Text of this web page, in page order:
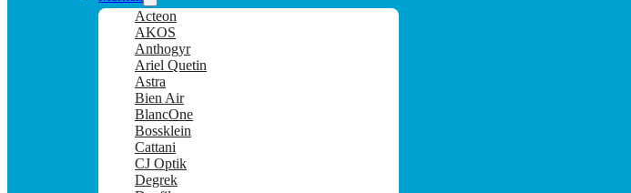
Acteon
AKOS
Anthogyr
Ariel Quetin
Astra
Bien Air
BlancOne
Bossklein
Cattani
CJ Optik
Degrek